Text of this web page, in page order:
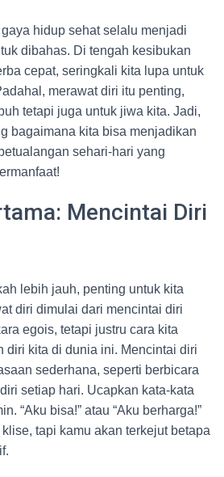
hidup sehat selalu menjadi
dibahas. Di tengah kesibukan
cepat, seringkali kita lupa untuk
merawat diri itu penting,
tetapi juga untuk jiwa kita. Jadi,
bagaimana kita bisa menjadikan
sehari-hari yang
Mencintai Diri
lebih jauh, penting untuk kita
diri dimulai dari mencintai diri
egois, tetapi justru cara kita
diri kita di dunia ini. Mencintai diri
sederhana, seperti berbicara
setiap hari. Ucapkan kata-kata
“Aku bisa!” atau “Aku berharga!”
tapi kamu akan terkejut betapa